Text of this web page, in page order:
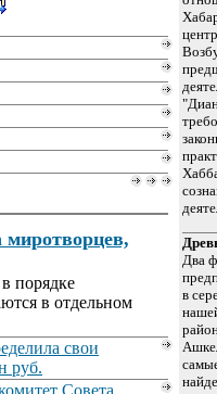
миротворцев,
порядке
в отдельном
свои
руб.
Совета
Два
в